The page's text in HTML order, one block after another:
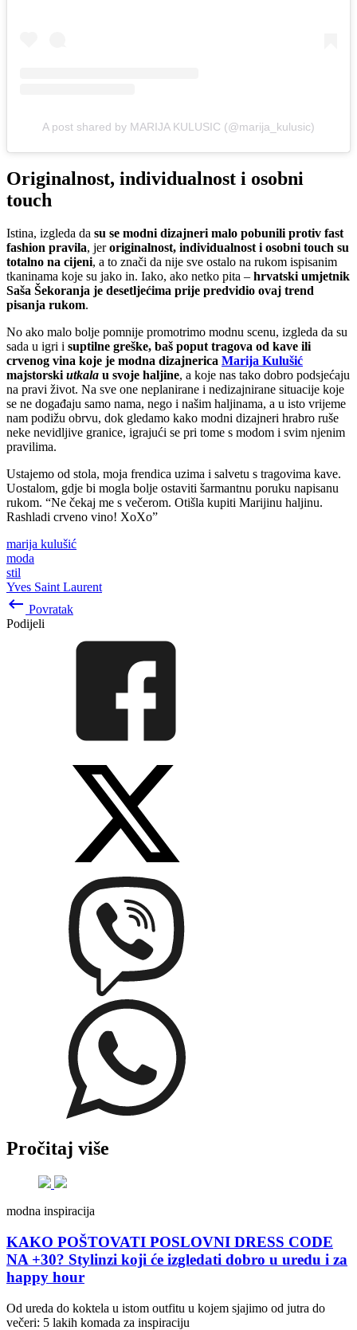
A post shared by MARIJA KULUSIC (@marija_kulusic)
Originalnost, individualnost i osobni
touch
Istina, izgleda da su se modni dizajneri malo pobunili protiv fast
fashion pravila, jeroriginalnost, individualnost i osobni touch su
totalno na cijeni, a to znači da nije sve ostalo na rukom ispisanim
tkaninama koje su jako in. Iako, ako netko pita – hrvatski umjetnik
Saša Šekoranja je desetljećima prije predvidio ovaj trend
pisanja rukom.
No ako malo bolje pomnije promotrimo modnu scenu, izgleda da su
sada u igri i suptilne greške, baš poput tragova od kave ili
crvenog vina koje je modna dizajnerica Marija Kulušić
majstorskiutkala u svoje haljine, a koje nas tako dobro podsjećaju
na pravi život. Na sve one neplanirane i nedizajnirane situacije koje
se ne događaju samo nama, nego i našim haljinama, a u isto vrijeme
nam podižu obrvu, dok gledamo kako modni dizajneri hrabro ruše
neke nevidljive granice, igrajući se pri tome s modom i svim njenim
pravilima.
Ustajemo od stola, moja frendica uzima i salvetu s tragovima kave.
Uostalom, gdje bi mogla bolje ostaviti šarmantnu poruku napisanu
rukom. “Ne čekaj me s večerom. Otišla kupiti Marijinu haljinu.
Rashladi crveno vino! XoXo”
marija kulušić
moda
stil
Yves Saint Laurent
keyboard_backspace Povratak
Podijeli
Pročitaj više
modna inspiracija
KAKO POŠTOVATI POSLOVNI DRESS CODE
NA +30? Stylinzi koji će izgledati dobro u uredu i za
happy hour
Od ureda do koktela u istom outfitu u kojem sjajimo od jutra do
večeri: 5 lakih komada za inspiraciju